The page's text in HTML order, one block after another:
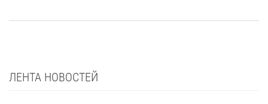
ЛЕНТА НОВОСТЕЙ